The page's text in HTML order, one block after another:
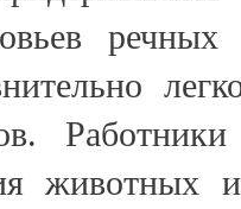
животных